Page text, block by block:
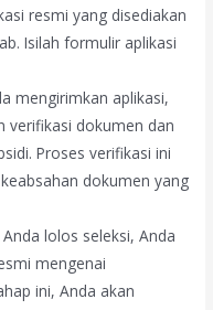
resmi yang disediakan
Isilah formulir aplikasi
mengirimkan aplikasi,
verifikasi dokumen dan
Proses verifikasi ini
dokumen yang
lolos seleksi, Anda
mengenai
ini, Anda akan